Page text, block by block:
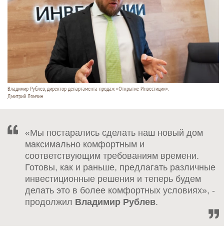
Владимир Рублев, директор департамента продаж «Открытие Инвестиции».
Дмитрий Лямзин
«Мы постарались сделать наш новый дом
максимально комфортным и
соответствующим требованиям времени.
Готовы, как и раньше, предлагать различные
инвестиционные решения и теперь будем
делать это в более комфортных условиях», -
продолжил Владимир Рублев.